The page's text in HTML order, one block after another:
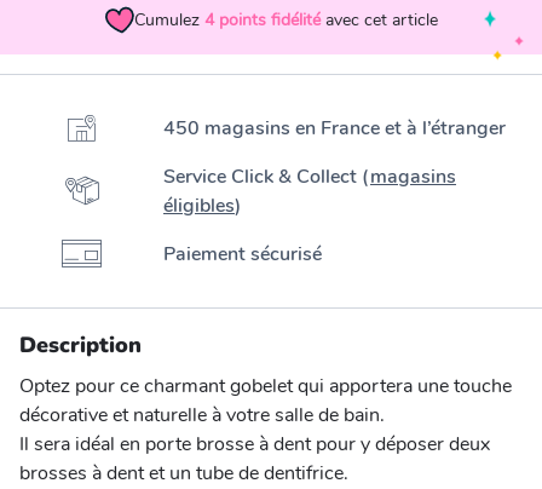
Cumulez 4 points fidélité avec cet article
450 magasins en France et à l’étranger
Service Click & Collect (magasins
éligibles)
Paiement sécurisé
Description
Optez pour ce charmant gobelet qui apportera une touche
décorative et naturelle à votre salle de bain.
Il sera idéal en porte brosse à dent pour y déposer deux
brosses à dent et un tube de dentifrice.